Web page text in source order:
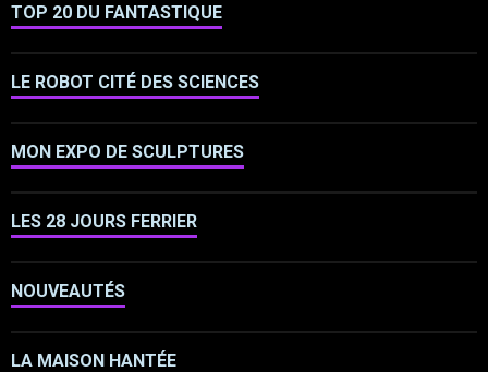
TOP 20 DU FANTASTIQUE
LE ROBOT CITÉ DES SCIENCES
MON EXPO DE SCULPTURES
LES 28 JOURS FERRIER
NOUVEAUTÉS
LA MAISON HANTÉE